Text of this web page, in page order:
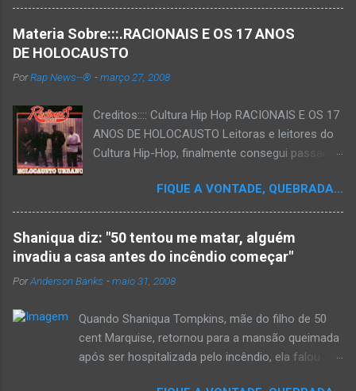
á
i
o
Materia Sobre:::.RACIONAIS E OS 17 ANOS
DE HOLOCAUSTO
PorRap News--® -março 27, 2008
Creditos:::: Cultura Hip Hop RACIONAIS E OS 17
ANOS DE HOLOCAUSTO Leitoras e leitores do
Cultura Hip-Hop, finalmente consegui passar
que há muito tempo vinha maturando: uma
espécie de "ensaio-tributo" ao disco mais
importante do rap brasileiro, que completará 17
anos agora em 2008. Falo de "Holocausto
Urbano", do grupo paulistano Racionais MC's.
Como de costume, uma pequena digressão. É
que o brasileiro não tem memória. Fala-se
muito por aí que não cultuamos nossos
antepassados nem nossa rica história
FIQUE A VONTADE, QUEBRADA...
Shaniqua diz: "50 tentou me matar, alguém
invadiu a casa antes do incêndio começar"
PorAnderson Banks -maio 31, 2008
Quando Shaniqua Tompkins, mãe do filho de 50
cent Marquise, retornou para a mansão queimada
após ser hospitalizada pelo incêndio, ela falou